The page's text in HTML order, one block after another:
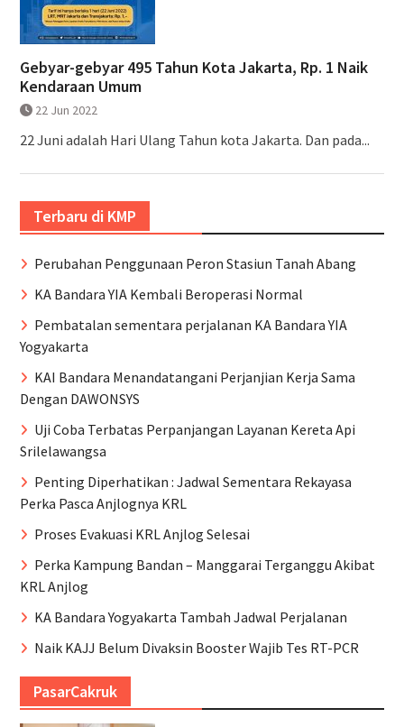
Gebyar-gebyar 495 Tahun Kota Jakarta, Rp. 1 Naik
Kendaraan Umum
22 Jun 2022
22 Juni adalah Hari Ulang Tahun kota Jakarta. Dan pada...
Terbaru di KMP
Perubahan Penggunaan Peron Stasiun Tanah Abang
KA Bandara YIA Kembali Beroperasi Normal
Pembatalan sementara perjalanan KA Bandara YIA
Yogyakarta
KAI Bandara Menandatangani Perjanjian Kerja Sama
Dengan DAWONSYS
Uji Coba Terbatas Perpanjangan Layanan Kereta Api
Srilelawangsa
Penting Diperhatikan : Jadwal Sementara Rekayasa
Perka Pasca Anjlognya KRL
Proses Evakuasi KRL Anjlog Selesai
Perka Kampung Bandan – Manggarai Terganggu Akibat
KRL Anjlog
KA Bandara Yogyakarta Tambah Jadwal Perjalanan
Naik KAJJ Belum Divaksin Booster Wajib Tes RT-PCR
PasarCakruk